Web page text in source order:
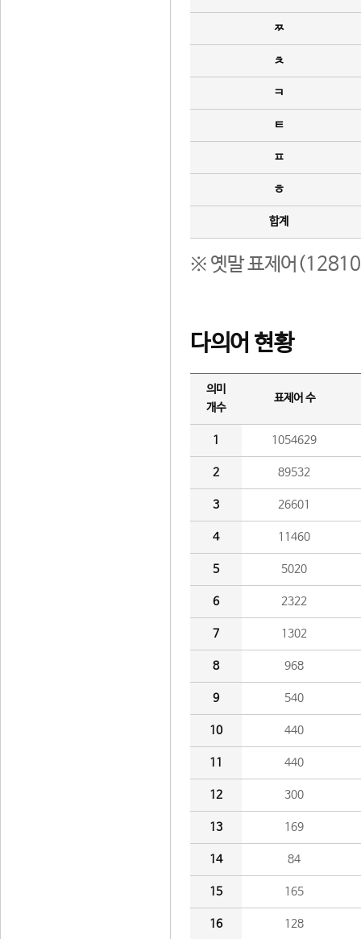
ㅉ
ㅊ
ㅋ
ㅌ
ㅍ
ㅎ
합계
※ 옛말 표제어(12810
다의어 현황
의미
개수
표제어 수
1 1054629
2 89532
3 26601
4 11460
5 5020
6 2322
7 1302
8 968
9 540
10 440
11 440
12 300
13 169
14 84
15 165
16 128